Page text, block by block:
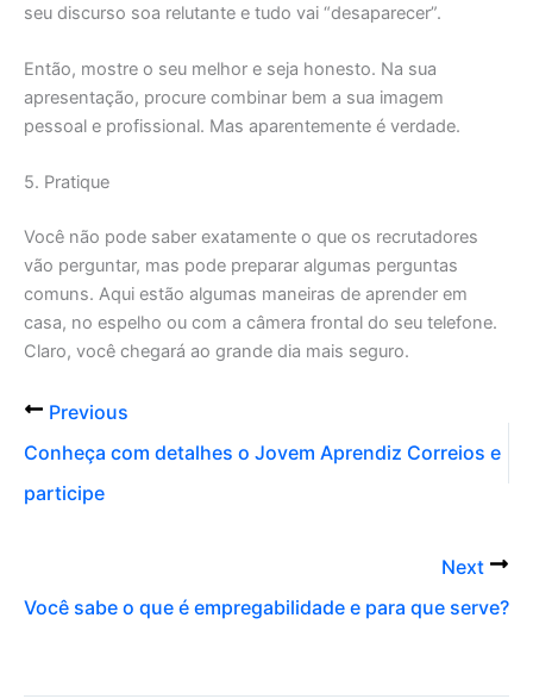
seu discurso soa relutante e tudo vai “desaparecer”.
Então, mostre o seu melhor e seja honesto. Na sua
apresentação, procure combinar bem a sua imagem
pessoal e profissional. Mas aparentemente é verdade.
5. Pratique
Você não pode saber exatamente o que os recrutadores
vão perguntar, mas pode preparar algumas perguntas
comuns. Aqui estão algumas maneiras de aprender em
casa, no espelho ou com a câmera frontal do seu telefone.
Claro, você chegará ao grande dia mais seguro.
Previous
Conheça com detalhes o Jovem Aprendiz Correios e
participe
Next
Você sabe o que é empregabilidade e para que serve?